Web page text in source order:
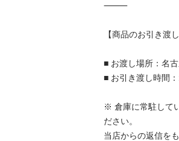
⸻
【商品のお引き渡
■ お渡し場所：名
■ お引き渡し時間
※ 倉庫に常駐して
ださい。
当店からの返信を